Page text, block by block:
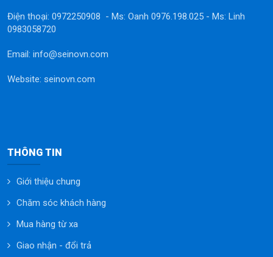
Điện thoại: 0972250908 - Ms: Oanh 0976.198.025 - Ms: Linh
0983058720
Email: info@seinovn.com
Website: seinovn.com
THÔNG TIN
Giới thiệu chung
Chăm sóc khách hàng
Mua hàng từ xa
Giao nhận - đổi trả